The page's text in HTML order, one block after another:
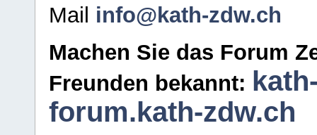
Mail info@kath-zdw.ch
Machen Sie das Forum
Freunden bekannt:
forum.kath-zdw.ch